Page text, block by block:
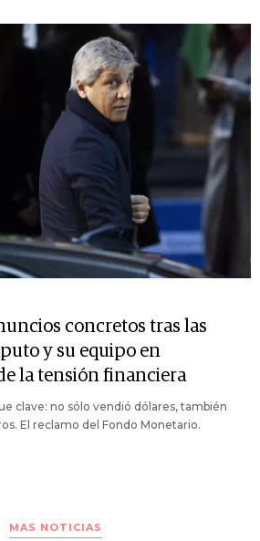
concretos tras las
y su equipo en
la tensión financiera
clave: no sólo vendió dólares, también
El reclamo del Fondo Monetario.
MAS NOTICIAS